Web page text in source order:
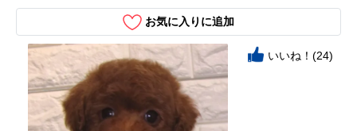
お気に入りに追加
いいね！(24)